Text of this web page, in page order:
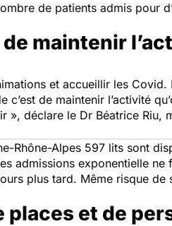
de patients admis pour
maintenir
et accueillir les Covid.
de maintenir l’activité
», déclare le Dr Béatrice Riu,
Rhône-Alpes 597 lits sont
admissions exponentielle ne
plus tard. Même risque de
et de